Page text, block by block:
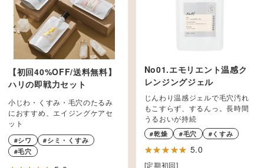
【初回40%OFF/送料無料】
ハリの即戦力セット
小じわ・くすみ・毛穴のたるみ
におすすめ、エイジングケアセ
ット
#シワ
#シミ・くすみ
#毛穴
No01.エモリエント温感ク
レンジングジェル
じんわり温感ジェルで毛穴汚れ
もこすらず、するんっ。長時間
うるおいが持続
#乾燥 #毛穴 #くすみ
5.0
[定期初回]